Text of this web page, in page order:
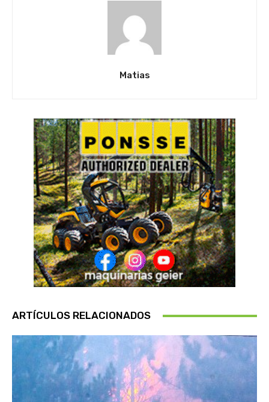
Matias
ARTÍCULOS RELACIONADOS